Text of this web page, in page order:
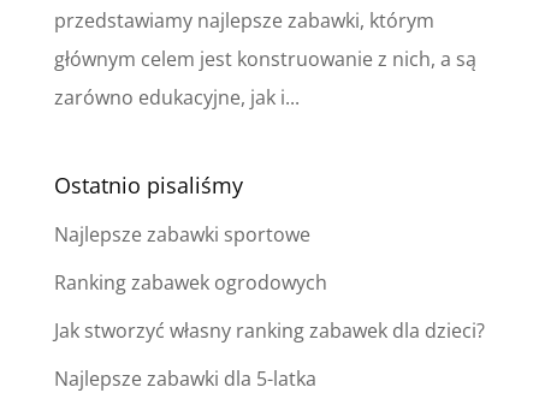
przedstawiamy najlepsze zabawki, którym
głównym celem jest konstruowanie z nich, a są
zarówno edukacyjne, jak i...
Ostatnio pisaliśmy
Najlepsze zabawki sportowe
Ranking zabawek ogrodowych
Jak stworzyć własny ranking zabawek dla dzieci?
Najlepsze zabawki dla 5-latka